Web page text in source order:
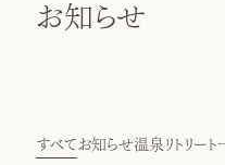
お知らせ
すべてお知らせ温泉リトリート